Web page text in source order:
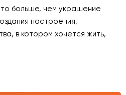
больше, чем украшение
настроения,
в котором хочется жить,